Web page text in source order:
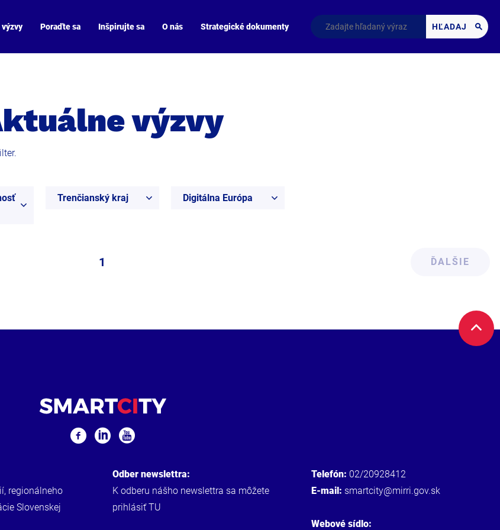
Poraďte sa Inšpirujte sa O nás Strategické dokumenty HĽADAJ
výzvy
Trenčianský kraj Digitálna Európa
1 ĎALŠIE
regionálneho
Slovenskej
Odber newslettra:
K odberu nášho newslettra sa môžete
prihlásiťTU
Telefón: 02/20928412
E-mail: smartcity@mirri.gov.sk
Webové sídlo: